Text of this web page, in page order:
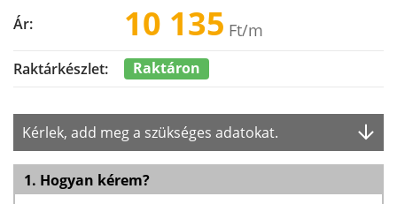
Ár: 10 135 Ft/m
Raktárkészlet: Raktáron
Kérlek, add meg a szükséges adatokat.
1. Hogyan kérem?